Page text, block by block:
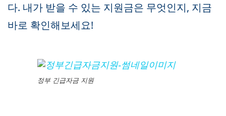
다. 내가 받을 수 있는 지원금은 무엇인지, 지금
바로 확인해보세요!
정부 긴급자금 지원